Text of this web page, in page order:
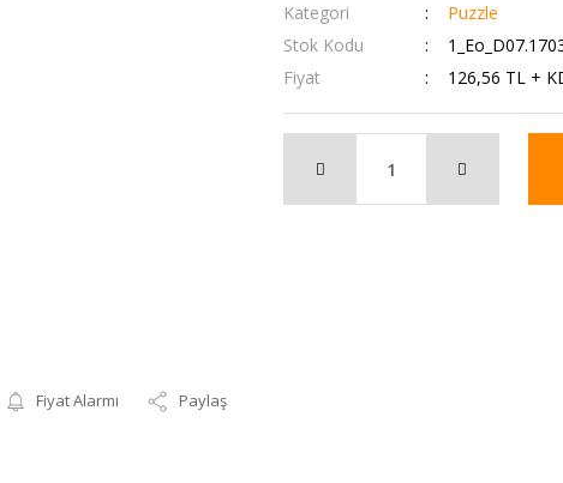
Fiyat Alarmı Paylaş
Kategori
Puzzle
Stok Kodu
Fiyat
126,56 TL +